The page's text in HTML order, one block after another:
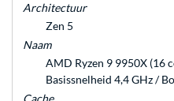
Architectuur
Zen 5
Naam
AMD Ryzen 9 9950X (16
Basissnelheid 4,4 GHz /